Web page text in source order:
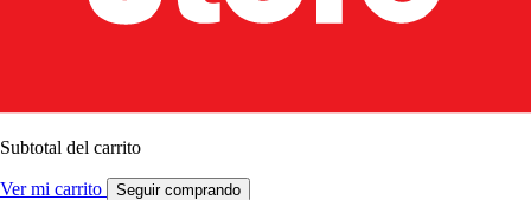
Subtotal del carrito
Ver mi carrito Seguir comprando